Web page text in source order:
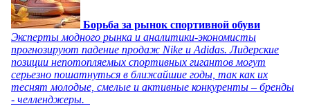
Борьба за рынок спортивной обуви
Эксперты модного рынка и аналитики-экономисты
прогнозируют падение продаж Nike и Adidas. Лидерские
позиции непотопляемых спортивных гигантов могут
серьезно пошатнуться в ближайшие годы, так как их
теснят молодые, смелые и активные конкуренты – бренды
- челленджеры.